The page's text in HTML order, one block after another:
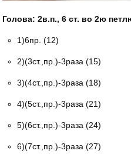
Голова: 2в.п., 6 ст. во 2ю
1)6пр. (12)
2)(3ст.,пр.)-3раза (15)
3)(4ст.,пр.)-3раза (18)
4)(5ст.,пр.)-3раза (21)
5)(6ст.,пр.)-3раза (24)
6)(7ст.,пр.)-3раза (27)